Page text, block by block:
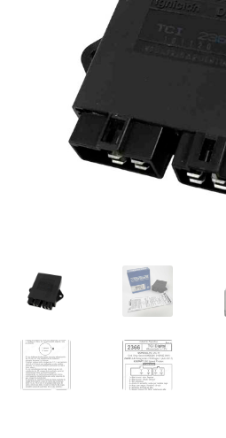
Ropa para Motociclistas
Tienda Física Motosyrepuestos
FAQ Preguntas Frecuentes